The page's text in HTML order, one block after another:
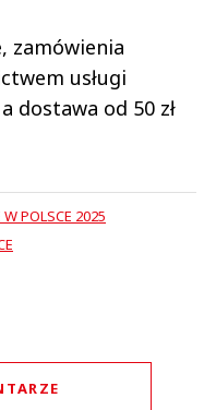
zamówienia
usługi
dostawa od 50 zł
POLSCE 2025